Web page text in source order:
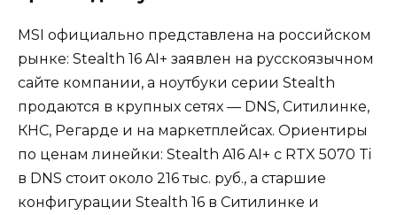
MSI официально представлена на российском
рынке: Stealth 16 AI+ заявлен на русскоязычном
сайте компании, а ноутбуки серии Stealth
продаются в крупных сетях — DNS, Ситилинке,
КНС, Регарде и на маркетплейсах. Ориентиры
по ценам линейки: Stealth A16 AI+ с RTX 5070 Ti
в DNS стоит около 216 тыс. руб., а старшие
конфигурации Stealth 16 в Ситилинке и